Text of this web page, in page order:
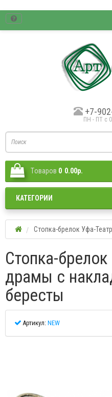
+7-
ПН - ПТ с
Tоваров 0 0.00р.
КАТЕГОРИИ
Стопка-брелок Уфа-
Стопка-
драмы с
бересты
Артикул: NEW